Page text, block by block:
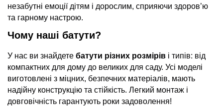
незабутні емоції дітям і дорослим, сприяючи здоров’ю
та гарному настрою.
Чому наші батути?
У нас ви знайдете батути різних розмірів і типів: від
компактних для дому до великих для саду. Усі моделі
виготовлені з міцних, безпечних матеріалів, мають
надійну конструкцію та стійкість. Легкий монтаж і
довговічність гарантують роки задоволення!